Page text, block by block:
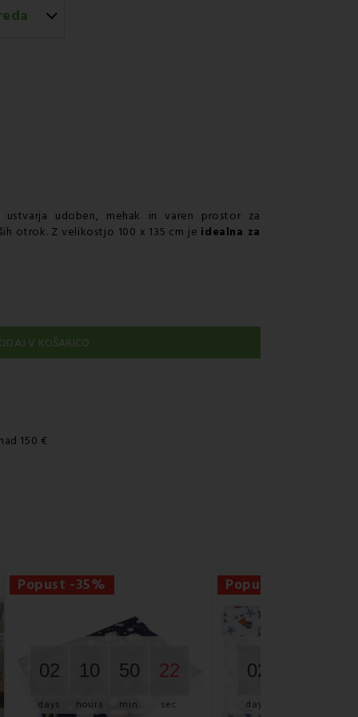
ustvarja udoben, mehak in varen prostor za
otrok. Z velikostjo 100 x 135 cm je idealna za
V KOŠARICO
150 €
Popust -35%
02
days
10
hours
50
min.
21
sec.
Popust -35%
02
days